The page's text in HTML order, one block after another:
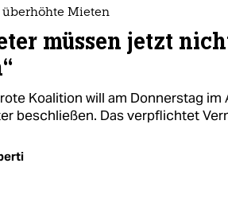
überhöhte Mieten
müssen jetzt
Koalition will am Donnerstag
beschließen. Das verpflichtet